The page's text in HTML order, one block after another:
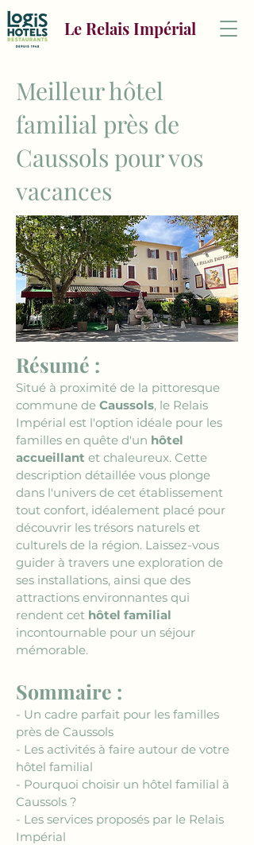
Le Relais Impérial
Meilleur hôtel
familial près de
Caussols pour vos
vacances
Résumé :
Situé à proximité de la pittoresque
commune de Caussols, le Relais
Impérial est l'option idéale pour les
familles en quête d'un hôtel
accueillant et chaleureux. Cette
description détaillée vous plonge
dans l'univers de cet établissement
tout confort, idéalement placé pour
découvrir les trésors naturels et
culturels de la région. Laissez-vous
guider à travers une exploration de
ses installations, ainsi que des
attractions environnantes qui
rendent cet hôtel familial
incontournable pour un séjour
mémorable.
Sommaire :
- Un cadre parfait pour les familles
près de Caussols
- Les activités à faire autour de votre
hôtel familial
- Pourquoi choisir un hôtel familial à
Caussols ?
- Les services proposés par le Relais
Impérial